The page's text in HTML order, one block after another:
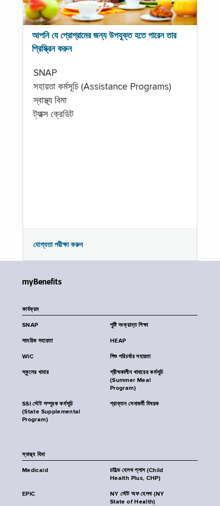
আপনি যে প্রোগ্রামের জন্য উপযুক্ত হতে পারেন তার
প্রিস্ক্রিন করুন
SNAP
সহায়তা কর্মসূচি (Assistance Programs)
স্বাস্থ্য বিমা
ট্যাক্স ক্রেডিট
যোগ্যতা পরীক্ষা করুন
myBenefits
কার্যক্রম
SNAP পুষ্টি সংক্রান্ত শিক্ষা
সাময়িক সহায়তা HEAP
WIC শিশু পরিচর্যার সহায়তা
স্কুলের খাবার
গ্রীষ্মকালীন খাবারের কর্মসূচি
(Summer Meal
Program)
SSI স্টেট সম্পূরক কর্মসূচি
(State Supplemental
Program)
প্রাক্তন সেনাকর্মী বিষয়ক
স্বাস্থ্য বিমা
Medicaid
চাইল্ড হেলথ প্লাস (Child
Health Plus, CHP)
EPIC
NY স্টেট অফ হেলথ (NY
State of Health)